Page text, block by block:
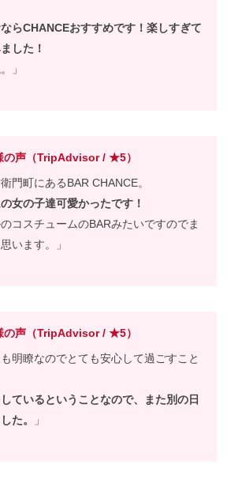
らCHANCEおすすめです！楽しすぎて
した！
」
の声（TripAdvisor / ★5）
門町にあるBAR CHANCE。
女の子達可愛かったです！
コスチュームのBARみたいですのでま
います。」
の声（TripAdvisor / ★5）
も明瞭なのでとても安心して過ごすこと
ているということなので、また別の日
た。
」